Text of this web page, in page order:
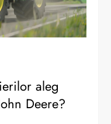
aleg
Deere?